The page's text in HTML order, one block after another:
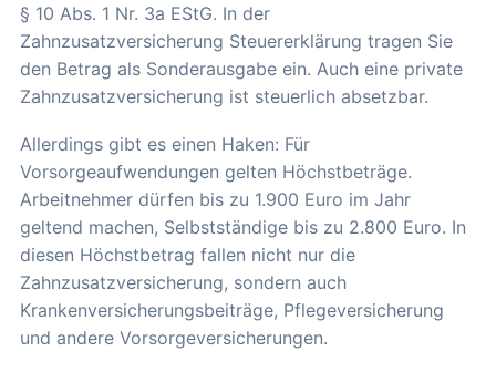
§ 10 Abs. 1 Nr. 3a EStG. In der
Zahnzusatzversicherung Steuererklärung tragen Sie
den Betrag als Sonderausgabe ein. Auch eine private
Zahnzusatzversicherung ist steuerlich absetzbar.
Allerdings gibt es einen Haken: Für
Vorsorgeaufwendungen gelten Höchstbeträge.
Arbeitnehmer dürfen bis zu 1.900 Euro im Jahr
geltend machen, Selbstständige bis zu 2.800 Euro. In
diesen Höchstbetrag fallen nicht nur die
Zahnzusatzversicherung, sondern auch
Krankenversicherungsbeiträge, Pflegeversicherung
und andere Vorsorgeversicherungen.